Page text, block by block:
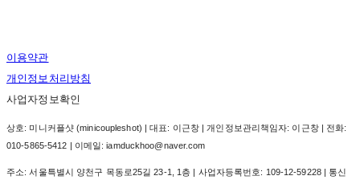
이용약관
개인정보처리방침
사업자정보확인
상호: 미니커플샷 (minicoupleshot) | 대표: 이근창 | 개인정보관리책임자: 이근창 | 전화:
010-5865-5412 | 이메일: iamduckhoo@naver.com
주소: 서울특별시 양천구 목동로25길 23-1, 1층 | 사업자등록번호: 109-12-59228| 통신